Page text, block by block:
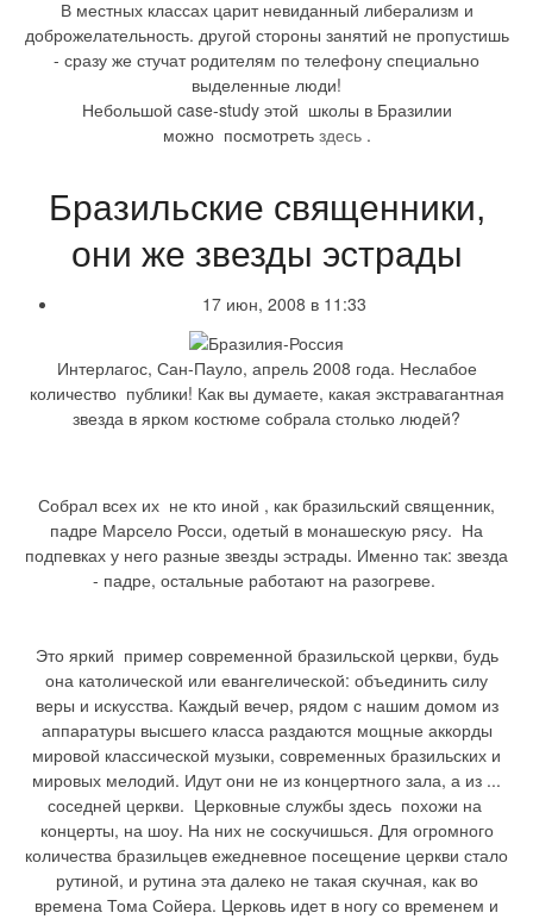
В местных классах царит невиданный либерализм и
доброжелательность. другой стороны занятий не пропустишь
- сразу же стучат родителям по телефону специально
выделенные люди!
Небольшой case-study этой школы в Бразилии
можно посмотреть здесь .
Бразильские священники,
они же звезды эстрады
17 июн, 2008 в 11:33
Интерлагос, Сан-Пауло, апрель 2008 года. Неслабое
количество публики! Как вы думаете, какая экстравагантная
звезда в ярком костюме собрала столько людей?
Собрал всех их не кто иной , как бразильский священник,
падре Марсело Росси, одетый в монашескую рясу. На
подпевках у него разные звезды эстрады. Именно так: звезда
- падре, остальные работают на разогреве.
Это яркий пример современной бразильской церкви, будь
она католической или евангелической: объединить силу
веры и искусства. Каждый вечер, рядом с нашим домом из
аппаратуры высшего класса раздаются мощные аккорды
мировой классической музыки, современных бразильских и
мировых мелодий. Идут они не из концертного зала, а из ...
соседней церкви. Церковные службы здесь похожи на
концерты, на шоу. На них не соскучишься. Для огромного
количества бразильцев ежедневное посещение церкви стало
рутиной, и рутина эта далеко не такая скучная, как во
времена Тома Сойера. Церковь идет в ногу со временем и